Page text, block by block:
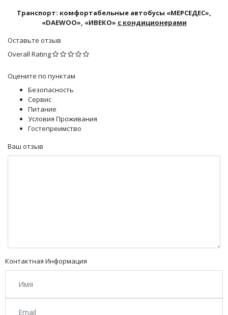
Транспорт: комфортабельные автобусы «МЕРСЕДЕС»,
«DAEWOO», «ИВЕКО» с кондиционерами
Оставьте отзыв
Overall Rating
Оцените по пунктам
Безопасность
Сервис
Питание
Условия Проживания
Гостепреимство
Ваш отзыв
Контактная Информация